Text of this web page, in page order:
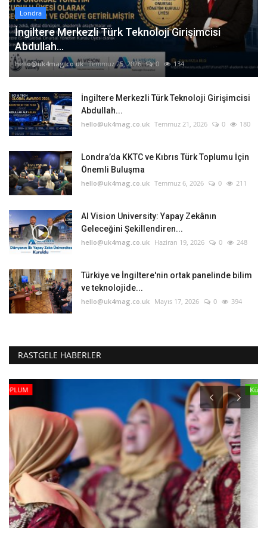
Londra
İngiltere Merkezli Türk Teknoloji Girişimcisi
Abdullah...
hello@uk4mag.co.uk Temmuz 25, 2026 0 134
İngiltere Merkezli Türk Teknoloji Girişimcisi
Abdullah...
hello@uk4mag.co.uk Temmuz 21, 2026 0 180
Londra’da KKTC ve Kıbrıs Türk Toplumu İçin
Önemli Buluşma
hello@uk4mag.co.uk Temmuz 6, 2026 0 211
AI Vision University: Yapay Zekânın
Geleceğini Şekillendiren...
hello@uk4mag.co.uk Haziran 19, 2026 0 248
Türkiye ve İngiltere'nin ortak panelinde bilim
ve teknolojide...
hello@uk4mag.co.uk Mayıs 17, 2026 0 394
RASTGELE HABERLER
Kültür - Sanat